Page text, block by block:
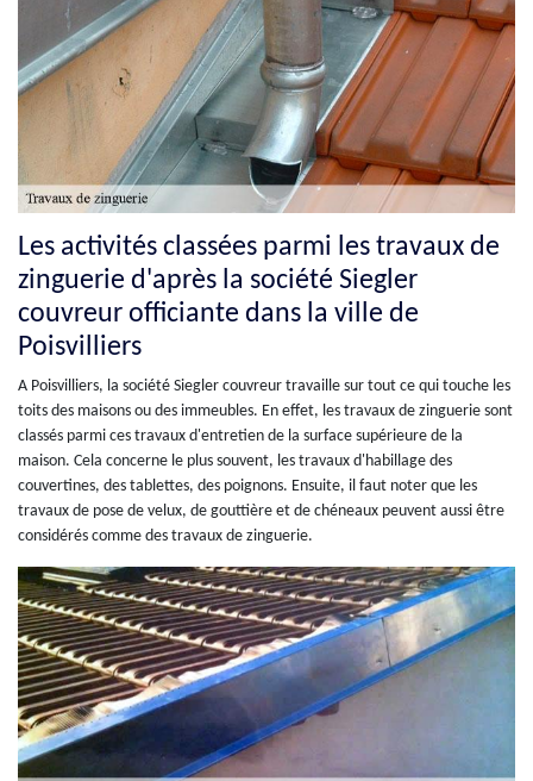
Les activités classées parmi les travaux de
zinguerie d'après la société Siegler
couvreur officiante dans la ville de
Poisvilliers
A Poisvilliers, la société Siegler couvreur travaille sur tout ce qui touche les
toits des maisons ou des immeubles. En effet, les travaux de zinguerie sont
classés parmi ces travaux d'entretien de la surface supérieure de la
maison. Cela concerne le plus souvent, les travaux d'habillage des
couvertines, des tablettes, des poignons. Ensuite, il faut noter que les
travaux de pose de velux, de gouttière et de chéneaux peuvent aussi être
considérés comme des travaux de zinguerie.